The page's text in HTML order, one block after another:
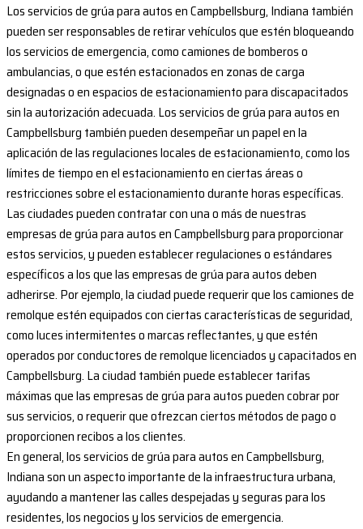
Los servicios de grúa para autos en Campbellsburg, Indiana también
pueden ser responsables de retirar vehículos que estén bloqueando
los servicios de emergencia, como camiones de bomberos o
ambulancias, o que estén estacionados en zonas de carga
designadas o en espacios de estacionamiento para discapacitados
sin la autorización adecuada. Los servicios de grúa para autos en
Campbellsburg también pueden desempeñar un papel en la
aplicación de las regulaciones locales de estacionamiento, como los
límites de tiempo en el estacionamiento en ciertas áreas o
restricciones sobre el estacionamiento durante horas específicas.
Las ciudades pueden contratar con una o más de nuestras
empresas de grúa para autos en Campbellsburg para proporcionar
estos servicios, y pueden establecer regulaciones o estándares
específicos a los que las empresas de grúa para autos deben
adherirse. Por ejemplo, la ciudad puede requerir que los camiones de
remolque estén equipados con ciertas características de seguridad,
como luces intermitentes o marcas reflectantes, y que estén
operados por conductores de remolque licenciados y capacitados en
Campbellsburg. La ciudad también puede establecer tarifas
máximas que las empresas de grúa para autos pueden cobrar por
sus servicios, o requerir que ofrezcan ciertos métodos de pago o
proporcionen recibos a los clientes.
En general, los servicios de grúa para autos en Campbellsburg,
Indiana son un aspecto importante de la infraestructura urbana,
ayudando a mantener las calles despejadas y seguras para los
residentes, los negocios y los servicios de emergencia.